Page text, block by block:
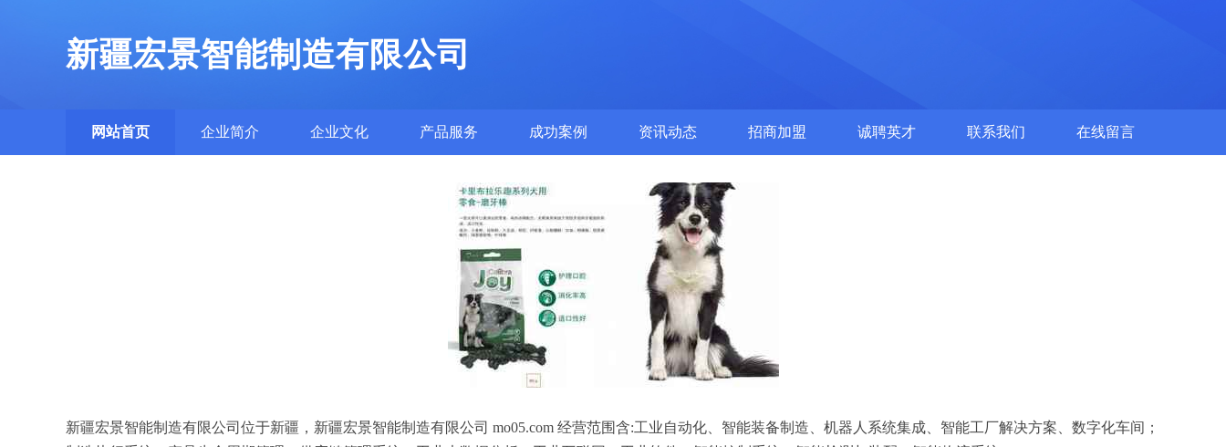
新疆宏景智能制造有限公司
网站首页 企业简介 企业文化 产品服务 成功案例 资讯动态 招商加盟 诚聘英才 联系我们 在线留言
新疆宏景智能制造有限公司位于新疆，新疆宏景智能制造有限公司 mo05.com 经营范围含:工业自动化、智能装备制造、机器人系统集成、智能工厂解决方案、数字化车间；